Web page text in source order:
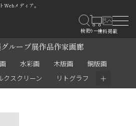
メディア。
グループ展作品作家画廊
水彩画 木版画
銅版画
クスクリーン リトグラフ ＋